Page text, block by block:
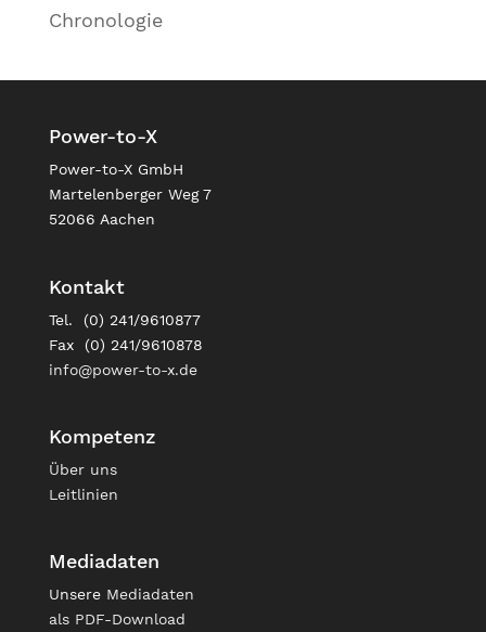
Chronologie
Power-to-X
Power-to-X GmbH
Martelenberger Weg 7
52066 Aachen
Kontakt
Tel. (0) 241/9610877
Fax (0) 241/9610878
info@power-to-x.de
Kompetenz
Über uns
Leitlinien
Mediadaten
Unsere Mediadaten
als PDF-Download